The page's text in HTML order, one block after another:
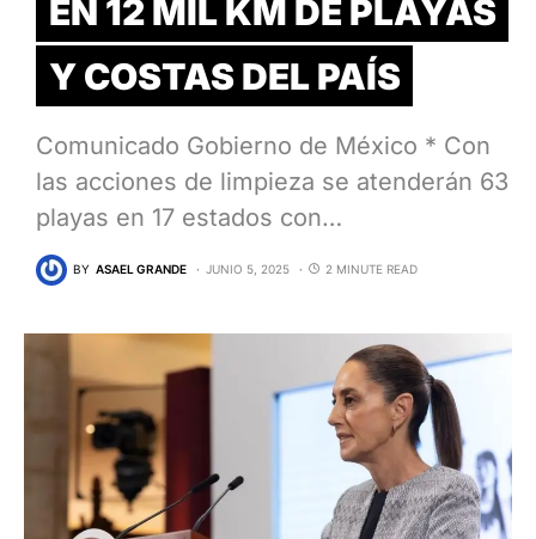
EN 12 MIL KM DE PLAYAS
Y COSTAS DEL PAÍS
Comunicado Gobierno de México * Con
las acciones de limpieza se atenderán 63
playas en 17 estados con…
BY ASAEL GRANDE JUNIO 5, 2025 2 MINUTE READ